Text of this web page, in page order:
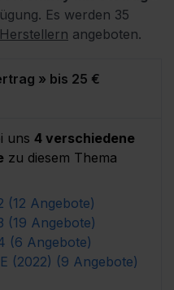
Es werden 35
angeboten.
» bis 25 €
uns 4 verschiedene
zu diesem Thema
(12 Angebote)
(19 Angebote)
(6 Angebote)
(2022) (9 Angebote)